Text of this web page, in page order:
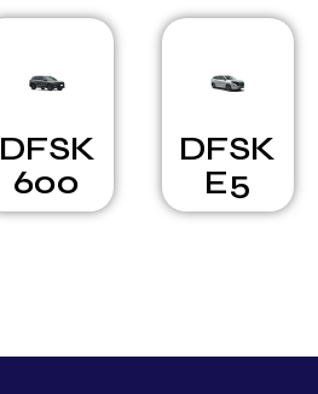
DFSK
600
DFSK
E5